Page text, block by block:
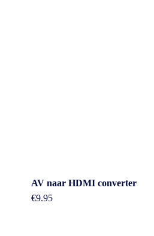
AV naar HDMI converter
€9.95